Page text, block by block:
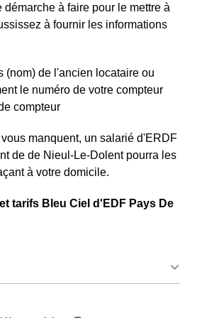
à faire pour le mettre à
à fournir les informations
(nom) de l'ancien locataire ou
le numéro de votre compteur
compteur
manquent, un salarié d'ERDF
de de Nieul-Le-Dolent pourra les
à votre domicile.
tarifs Bleu Ciel d'EDF Pays De